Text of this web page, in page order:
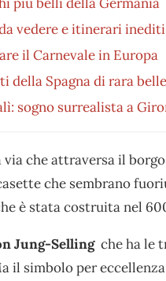
vedere e itinerari
il Carnevale in Europa
della Spagna di rara
sogno surrealista a
via che attraversa il
che sembrano
è stata costruita nel
Jung-Selling che ha le
il simbolo per